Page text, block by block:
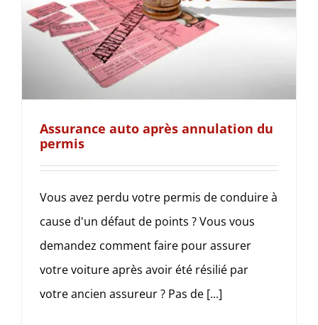
Assurance auto après annulation du
permis
Vous avez perdu votre permis de conduire à
cause d'un défaut de points ? Vous vous
demandez comment faire pour assurer
votre voiture après avoir été résilié par
votre ancien assureur ? Pas de [...]